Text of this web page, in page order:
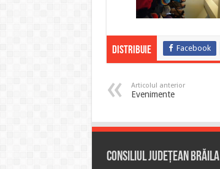
Distribuie Facebook
Articolul anterior
Evenimente
Consiliul Județean Brăila